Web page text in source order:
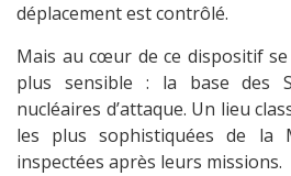
déplacement est contrôlé.
Mais au cœur de ce dispositif
plus sensible : la base des
nucléaires d’attaque. Un lieu
les plus sophistiquées de la
inspectées après leurs missions.